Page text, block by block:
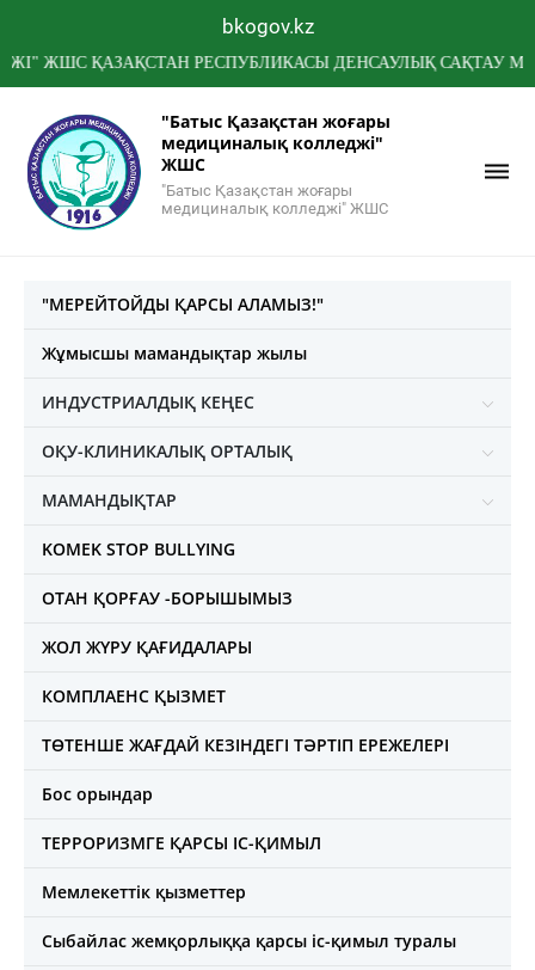
bkogov.kz
ҚАЗАҚСТАН РЕСПУБЛИКАСЫ ДЕНСАУЛЫҚ САҚТАУ
"Батыс Қазақстан жоғары
медициналық колледжі"
ЖШС
"Батыс Қазақстан жоғары
медициналық колледжі" ЖШС
"МЕРЕЙТОЙДЫ ҚАРСЫ АЛАМЫЗ!"
Жұмысшы мамандықтар жылы
ИНДУСТРИАЛДЫҚ КЕҢЕС
ОҚУ-КЛИНИКАЛЫҚ ОРТАЛЫҚ
МАМАНДЫҚТАР
KOMEK STOP BULLYING
ОТАН ҚОРҒАУ -БОРЫШЫМЫЗ
ЖОЛ ЖҮРУ ҚАҒИДАЛАРЫ
КОМПЛАЕНС ҚЫЗМЕТ
ТӨТЕНШЕ ЖАҒДАЙ КЕЗІНДЕГІ ТӘРТІП ЕРЕЖЕЛЕРІ
Бос орындар
ТЕРРОРИЗМГЕ ҚАРСЫ ІС-ҚИМЫЛ
Мемлекеттік қызметтер
Сыбайлас жемқорлыққа қарсы іс-қимыл туралы